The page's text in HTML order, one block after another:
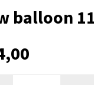
balloon